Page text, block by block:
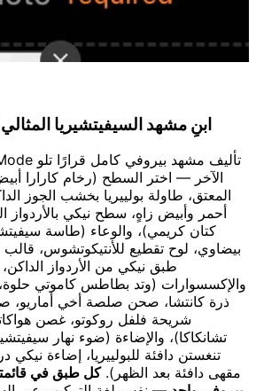
ابنِ مشهد السيفيتشيريا
الآخر — اختر السطح (رخام كارارا
المعتق، طاولة بولييريا بخشب الجوز
أحمر وأبيض زاهٍ، سطح نيكي بالأردواز
كتان كريمي)، والوعاء (طاسة
بيضاوي، لوح تقطيع للأنتيكوتشوس، قالب
طبق نيكي من الأردواز
والإكسسوارات (وتد بطاطس كاموتي
ذرة كانتشا، صحن صلصة أخي
شريحة فلفل روكوتو، غصن
تشانكاكا)، والإضاءة (ضوء نهار
تنغستن دافئة للبولييريا، إضاءة نيكي
مقهى دافئة بعد الظهر).كل طبق في